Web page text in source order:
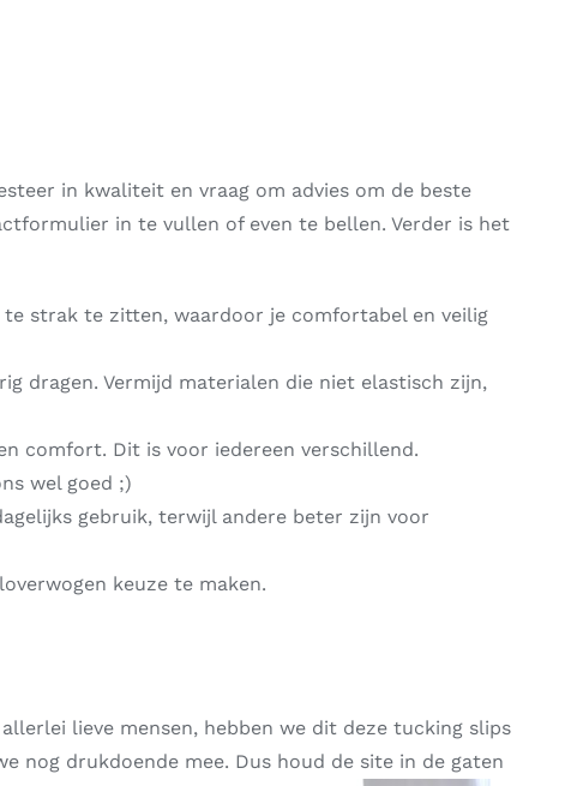
in kwaliteit en vraag om advies om de beste
in te vullen of even te bellen. Verder is het
strak te zitten, waardoor je comfortabel en veilig
dragen. Vermijd materialen die niet elastisch zijn,
comfort. Dit is voor iedereen verschillend.
wel goed ;)
gebruik, terwijl andere beter zijn voor
keuze te maken.
lieve mensen, hebben we dit deze tucking slips
nog drukdoende mee. Dus houd de site in de gaten